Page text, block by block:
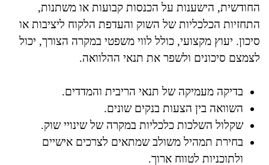
החודשית, הישענות על הכנסות קבועות או משתנות,
התחזיות הכלכליות של השוק והעדפת הלקוח ליציבות או
סיכון. יעוץ מקצועי, כולל לווי משפטי במקרה הצורך, יכול
לצמצם סיכונים ולשפר את תנאי ההלוואה.
בדיקה מעמיקה של תנאי הריבית והמדדים.
השוואה בין הצעות בנקים שונים.
שקלול השלכות כלכליות במקרה של שינויי שוק.
בחירת תמהיל משולב שמתאים לצרכים אישיים
ולתוכניות לטווח ארוך.